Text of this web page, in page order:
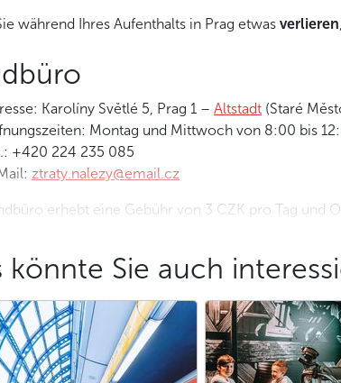
während Ihres Aufenthalts in Prag etwas verlieren
Karolíny Světlé 5, Prag 1 – Altstadt (Staré
Montag und Mittwoch von 8:00 bis
+420 224 235 085
ztraty.nalezy@email.cz
erhebt eine Gebühr von 3 CZK pro Tag und
Adresse, um den Gegenstand dort
online
könnte Sie auch